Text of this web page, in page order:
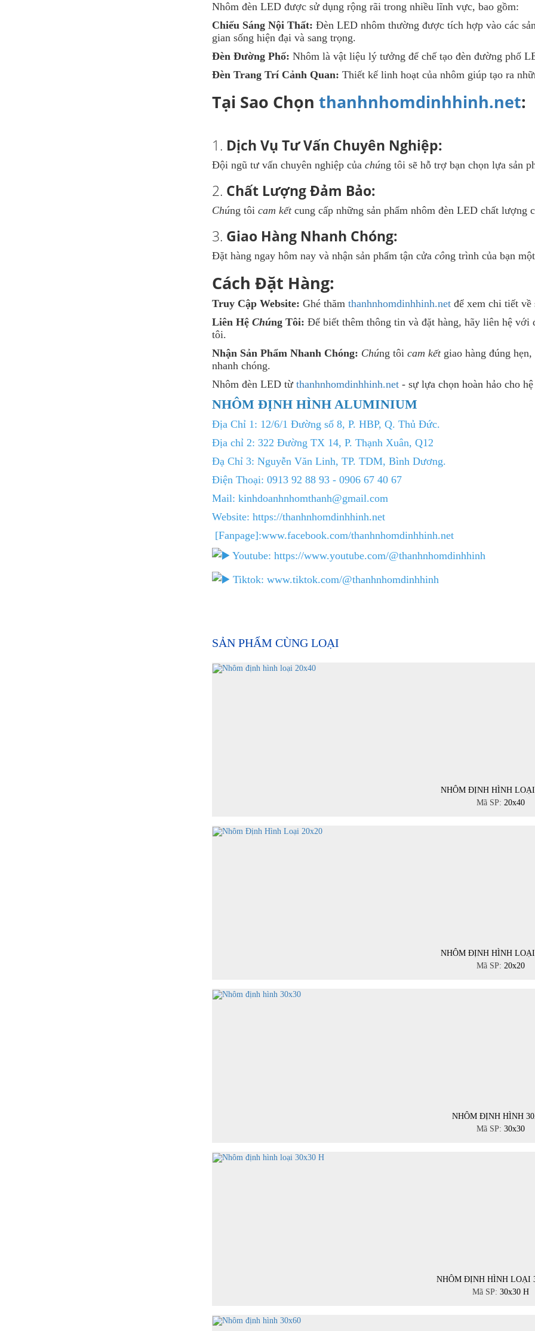
Nhôm đèn LED được sử dụng rộng rãi trong nhiều lĩnh vực, bao gồm:
Chiếu Sáng Nội Thất: Đèn LED nhôm thường được tích hợp vào các
gian sống hiện đại và sang trọng.
Đèn Đường Phố: Nhôm là vật liệu lý tưởng để chế tạo đèn đường phố
Đèn Trang Trí Cảnh Quan: Thiết kế linh hoạt của nhôm giúp tạo ra
Tại Sao Chọn thanhnhomdinhhinh.net:
1. Dịch Vụ Tư Vấn Chuyên Nghiệp:
Đội ngũ tư vấn chuyên nghiệp của chúng tôi sẽ hỗ trợ bạn chọn lựa sản
2. Chất Lượng Đảm Bảo:
Chúng tôicam kết cung cấp những sản phẩm nhôm đèn LED chất lượng
3. Giao Hàng Nhanh Chóng:
Đặt hàng ngay hôm nay và nhận sản phẩm tận cửa công trình của bạn
Cách Đặt Hàng:
Truy Cập Website: Ghé thăm thanhnhomdinhhinh.netđể xem chi tiết về
Liên Hệ Chúng Tôi: Để biết thêm thông tin và đặt hàng, hãy liên hệ với
tôi.
Nhận Sản Phẩm Nhanh Chóng: Chúng tôicam kết giao hàng đúng hẹn,
nhanh chóng.
Nhôm đèn LED từ thanhnhomdinhhinh.net- sự lựa chọn hoàn hảo cho
NHÔM ĐỊNH HÌNH ALUMINIUM
Địa Chỉ 1: 12/6/1 Đường số 8, P. HBP, Q. Thủ Đức.
Địa chỉ 2: 322 Đường TX 14, P. Thạnh Xuân, Q12
Đạ Chỉ 3: Nguyễn Văn Linh, TP. TDM, Bình Dương.
Điện Thoại: 0913 92 88 93 - 0906 67 40 67
Mail: kinhdoanhnhomthanh@gmail.com
Website: https://thanhnhomdinhhinh.net
[Fanpage]:www.facebook.com/thanhnhomdinhhinh.net
Youtube: https://www.youtube.com/@thanhnhomdinhhinh
Tiktok: www.tiktok.com/@thanhnhomdinhhinh
SẢN PHẨM CÙNG LOẠI
NHÔM ĐỊNH HÌNH
Mã SP: 20x40
NHÔM ĐỊNH HÌNH
Mã SP: 20x20
NHÔM ĐỊNH HÌNH
Mã SP: 30x30
NHÔM ĐỊNH HÌNH LOẠI
Mã SP: 30x30 H